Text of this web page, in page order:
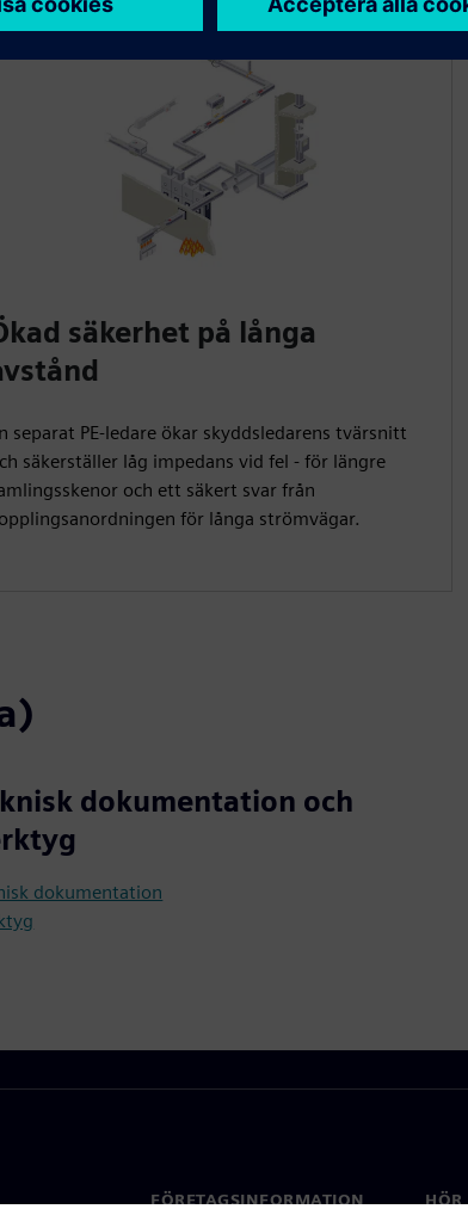
säkerhet på långa
separat PE-ledare ökar skyddsledarens tvärsnitt
säkerställer låg impedans vid fel - för längre
och ett säkert svar från
för långa strömvägar.
dokumentation och
dokumentation
FÖRETAGSINFORMATION HÖR